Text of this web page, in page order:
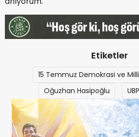
Etiketler
15 Temmuz Demokrasi ve
Oğuzhan Hasipoğlu